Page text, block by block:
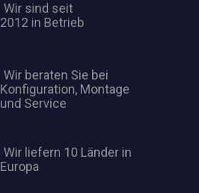
Wir sind seit
2012 in Betrieb
Wir beraten Sie bei
Konfiguration, Montage
und Service
Wir liefern 10 Länder in
Europa